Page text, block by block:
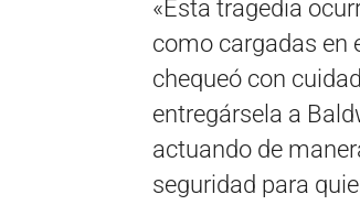
«Esta tragedia
como cargadas en
chequeó con
entregársela a
actuando de
seguridad para